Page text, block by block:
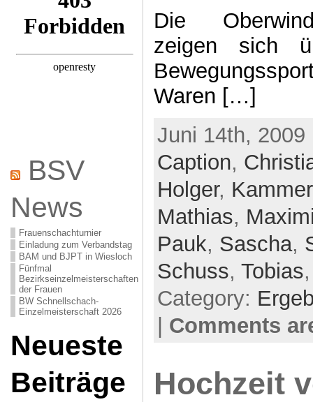
BSV
News
Frauenschachturnier
Einladung zum Verbandstag
BAM und BJPT in Wiesloch
Fünfmal
Bezirkseinzelmeisterschaften
der Frauen
BW Schnellschach-
Einzelmeisterschaft 2026
Neueste
Beiträge
Die
zeigen sich
Waren […]
Juni 14th,
Caption,
Holger,
Mathias,
Pauk, Sascha,
Schuss, Tobias
Category:
Comments
Hochzeit